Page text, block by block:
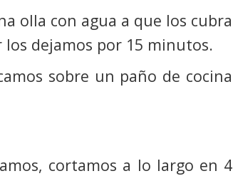
olla con agua a que los cubra
dejamos por 15 minutos.
sobre un paño de cocina
cortamos a lo largo en 4